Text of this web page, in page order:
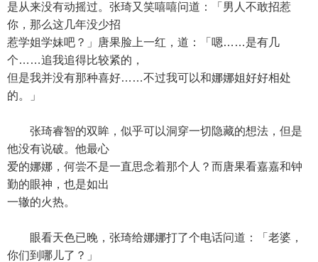
是从来没有动摇过。张琦又笑嘻嘻问道：「男人不敢招惹
你，那么这几年没少招
惹学姐学妹吧？」唐果脸上一红，道：「嗯……是有几
个……追我追得比较紧的，
但是我并没有那种喜好……不过我可以和娜娜姐好好相处
的。」
张琦睿智的双眸，似乎可以洞穿一切隐藏的想法，但是
他没有说破。他最心
爱的娜娜，何尝不是一直思念着那个人？而唐果看嘉嘉和钟
勤的眼神，也是如出
一辙的火热。
眼看天色已晚，张琦给娜娜打了个电话问道：「老婆，
你们到哪儿了？」